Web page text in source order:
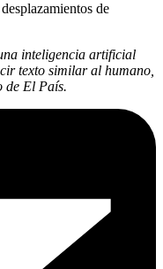
de
inteligencia artificial
texto similar al humano,
de El País.